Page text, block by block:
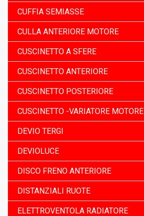
CUFFIA SEMIASSE
CULLA ANTERIORE MOTORE
CUSCINETTO A SFERE
CUSCINETTO ANTERIORE
CUSCINETTO POSTERIORE
CUSCINETTO -VARIATORE MOTORE
DEVIO TERGI
DEVIOLUCE
DISCO FRENO ANTERIORE
DISTANZIALI RUOTE
ELETTROVENTOLA RADIATORE